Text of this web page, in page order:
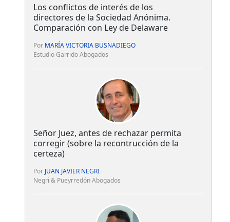
Los conflictos de interés de los
directores de la Sociedad Anónima.
Comparación con Ley de Delaware
Por MARÍA VICTORIA BUSNADIEGO
Estudio Garrido Abogados
Señor Juez, antes de rechazar permita
corregir (sobre la recontrucción de la
certeza)
Por JUAN JAVIER NEGRI
Negri & Pueyrredón Abogados